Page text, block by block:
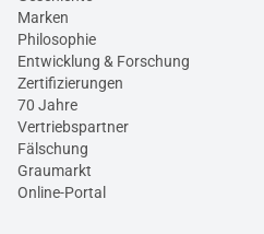
Marken
Philosophie
Entwicklung & Forschung
Zertifizierungen
70 Jahre
Vertriebspartner
Fälschung
Graumarkt
Online-Portal